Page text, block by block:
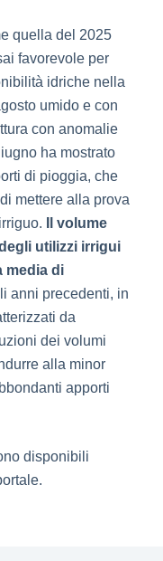
quella del 2025
favorevole per
idriche nella
umido e con
con anomalie
ha mostrato
di pioggia, che
mettere alla prova
volume
utilizzi irrigui
media di
anni precedenti, in
da
dei volumi
alla minor
apporti
disponibili